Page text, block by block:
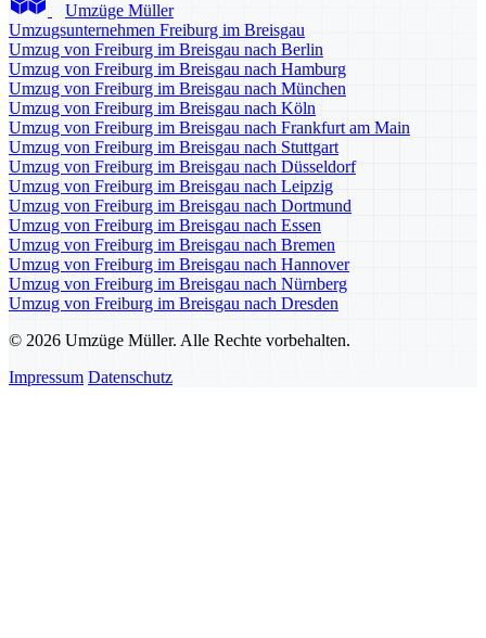
Umzüge Müller
Umzugsunternehmen Freiburg im Breisgau
Umzug von Freiburg im Breisgau nach Berlin
Umzug von Freiburg im Breisgau nach Hamburg
Umzug von Freiburg im Breisgau nach München
Umzug von Freiburg im Breisgau nach Köln
Umzug von Freiburg im Breisgau nach Frankfurt am Main
Umzug von Freiburg im Breisgau nach Stuttgart
Umzug von Freiburg im Breisgau nach Düsseldorf
Umzug von Freiburg im Breisgau nach Leipzig
Umzug von Freiburg im Breisgau nach Dortmund
Umzug von Freiburg im Breisgau nach Essen
Umzug von Freiburg im Breisgau nach Bremen
Umzug von Freiburg im Breisgau nach Hannover
Umzug von Freiburg im Breisgau nach Nürnberg
Umzug von Freiburg im Breisgau nach Dresden
© 2026 Umzüge Müller. Alle Rechte vorbehalten.
Impressum Datenschutz